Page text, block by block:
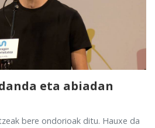
eta abiadan
bere ondorioak ditu. Hauxe da